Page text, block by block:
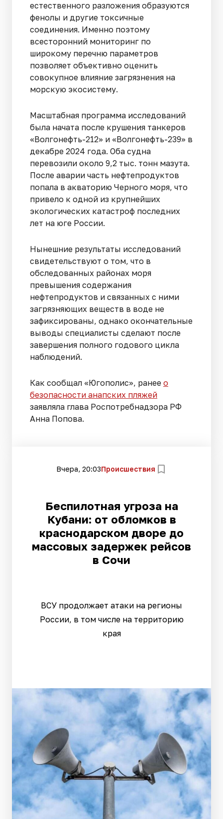
естественного разложения образуются
фенолы и другие токсичные
соединения. Именно поэтому
всесторонний мониторинг по
широкому перечню параметров
позволяет объективно оценить
совокупное влияние загрязнения на
морскую экосистему.
Масштабная программа исследований
была начата после крушения танкеров
«Волгонефть-212» и «Волгонефть-239» в
декабре 2024 года. Оба судна
перевозили около 9,2 тыс. тонн мазута.
После аварии часть нефтепродуктов
попала в акваторию Черного моря, что
привело к одной из крупнейших
экологических катастроф последних
лет на юге России.
Нынешние результаты исследований
свидетельствуют о том, что в
обследованных районах моря
превышения содержания
нефтепродуктов и связанных с ними
загрязняющих веществ в воде не
зафиксированы, однако окончательные
выводы специалисты сделают после
завершения полного годового цикла
наблюдений.
Как сообщал «Югополис», ранее о
безопасности анапских пляжей
заявляла глава Роспотребнадзора РФ
Анна Попова.
Вчера, 20:03Происшествия
Беспилотная угроза на
Кубани: от обломков в
краснодарском дворе до
массовых задержек рейсов
в Сочи
ВСУ продолжает атаки на регионы
России, в том числе на территорию
края